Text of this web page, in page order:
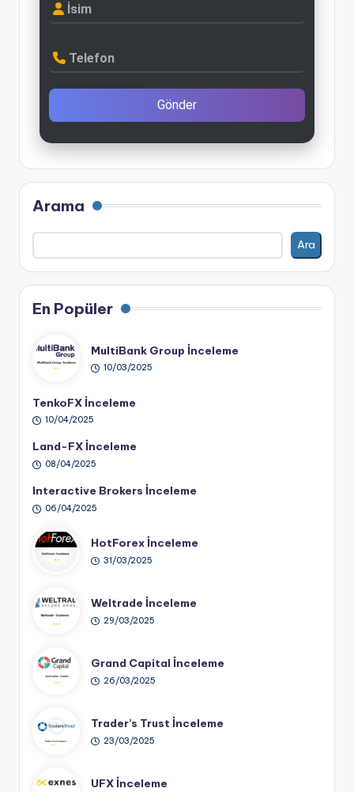
İsim
Telefon
Gönder
Arama
Ara
En Popüler
MultiBank Group İnceleme
10/03/2025
TenkoFX İnceleme
10/04/2025
Land-FX İnceleme
08/04/2025
Interactive Brokers İnceleme
06/04/2025
HotForex İnceleme
31/03/2025
Weltrade İnceleme
29/03/2025
Grand Capital İnceleme
26/03/2025
Trader’s Trust İnceleme
23/03/2025
UFX İnceleme